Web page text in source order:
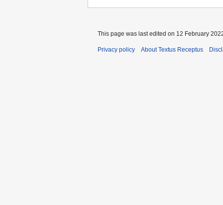
This page was last edited on 12 February
Privacy policy About Textus Receptus